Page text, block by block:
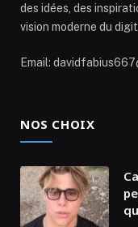
des idées, des
vision moderne du
Email:
NOS CHOIX